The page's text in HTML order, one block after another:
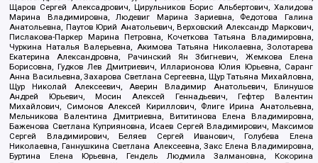
Щаров Сергей Алексадрович, Цирульников Борис Альбертович, Халидова
Марина Владимировна, Людевиг Марина Зариевна, Федотова Галина
Анатольевна, Паутов Юрий Анатольевич, Верховский Александр Маркович,
Пислакова-Паркер Марина Петровна, Кочеткова Татьяна Владимировна,
Чуркина Наталья Валерьевна, Акимова Татьяна Николаевна, Золотарева
Екатерина Александровна, Рачинский Ян Збигневич, Жемкова Елена
Борисовна, Гудков Лев Дмитриевич, Илларионова Юлия Юрьевна, Саранг
Анна Васильевна, Захарова Светлана Сергеевна, Щур Татьяна Михайловна,
Щур Николай Алексеевич, Аверин Владимир Анатольевич, Блинушов
Андрей Юрьевич, Мосин Алексей Геннадьевич, Гефтер Валентин
Михайлович, Симонов Алексей Кириллович, Флиге Ирина Анатольевна,
Мельникова Валентина Дмитриевна, Вититинова Елена Владимировна,
Баженова Светлана Куприяновна, Исаев Сергей Владимирович, Максимов
Сергей Владимирович, Беляев Сергей Иванович, Голубева Елена
Николаевна, Ганнушкина Светлана Алексеевна, Закс Елена Владимировна,
Буртина Елена Юрьевна, Гендель Людмила Залмановна, Кокорина